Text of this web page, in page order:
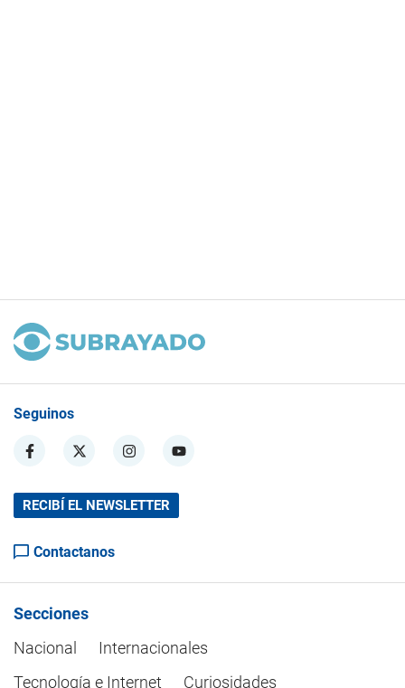
Seguinos
RECIBÍ EL NEWSLETTER
Contactanos
Secciones
Nacional
Internacionales
Tecnología e Internet
Curiosidades